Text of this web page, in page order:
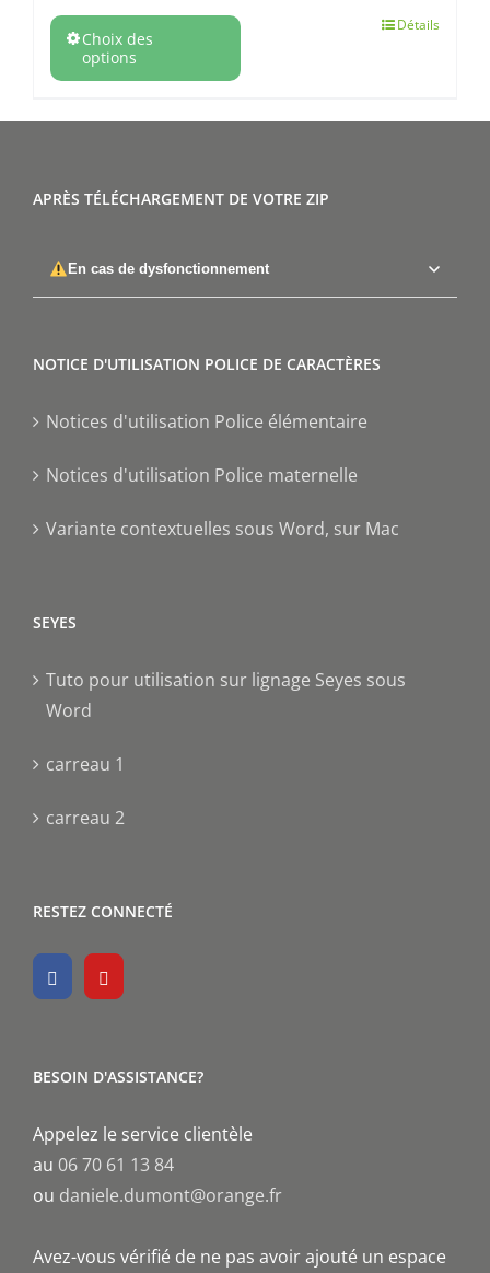
Choix des
options
Détails
APRÈS TÉLÉCHARGEMENT DE VOTRE ZIP
En cas de dysfonctionnement
NOTICE D'UTILISATION POLICE DE CARACTÈRES
Notices d'utilisation Police élémentaire
Notices d'utilisation Police maternelle
Variante contextuelles sous Word, sur Mac
SEYES
Tuto pour utilisation sur lignage Seyes sous
Word
carreau 1
carreau 2
RESTEZ CONNECTÉ
BESOIN D'ASSISTANCE?
Appelez le service clientèle
au 06 70 61 13 84
ou daniele.dumont@orange.fr
Avez-vous vérifié de ne pas avoir ajouté un espace